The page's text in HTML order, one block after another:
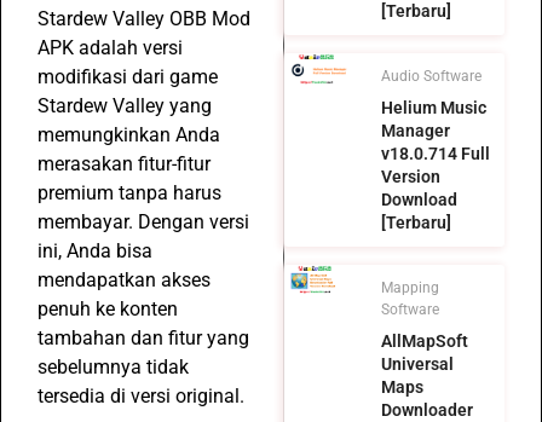
Stardew Valley OBB Mod
APK adalah versi
modifikasi dari game
Stardew Valley yang
memungkinkan Anda
merasakan fitur-fitur
premium tanpa harus
membayar. Dengan versi
ini, Anda bisa
mendapatkan akses
penuh ke konten
tambahan dan fitur yang
sebelumnya tidak
tersedia di versi original.
[Terbaru]
Audio Software
Helium Music
Manager
v18.0.714 Full
Version
Download
[Terbaru]
Mapping
Software
AllMapSoft
Universal
Maps
Downloader